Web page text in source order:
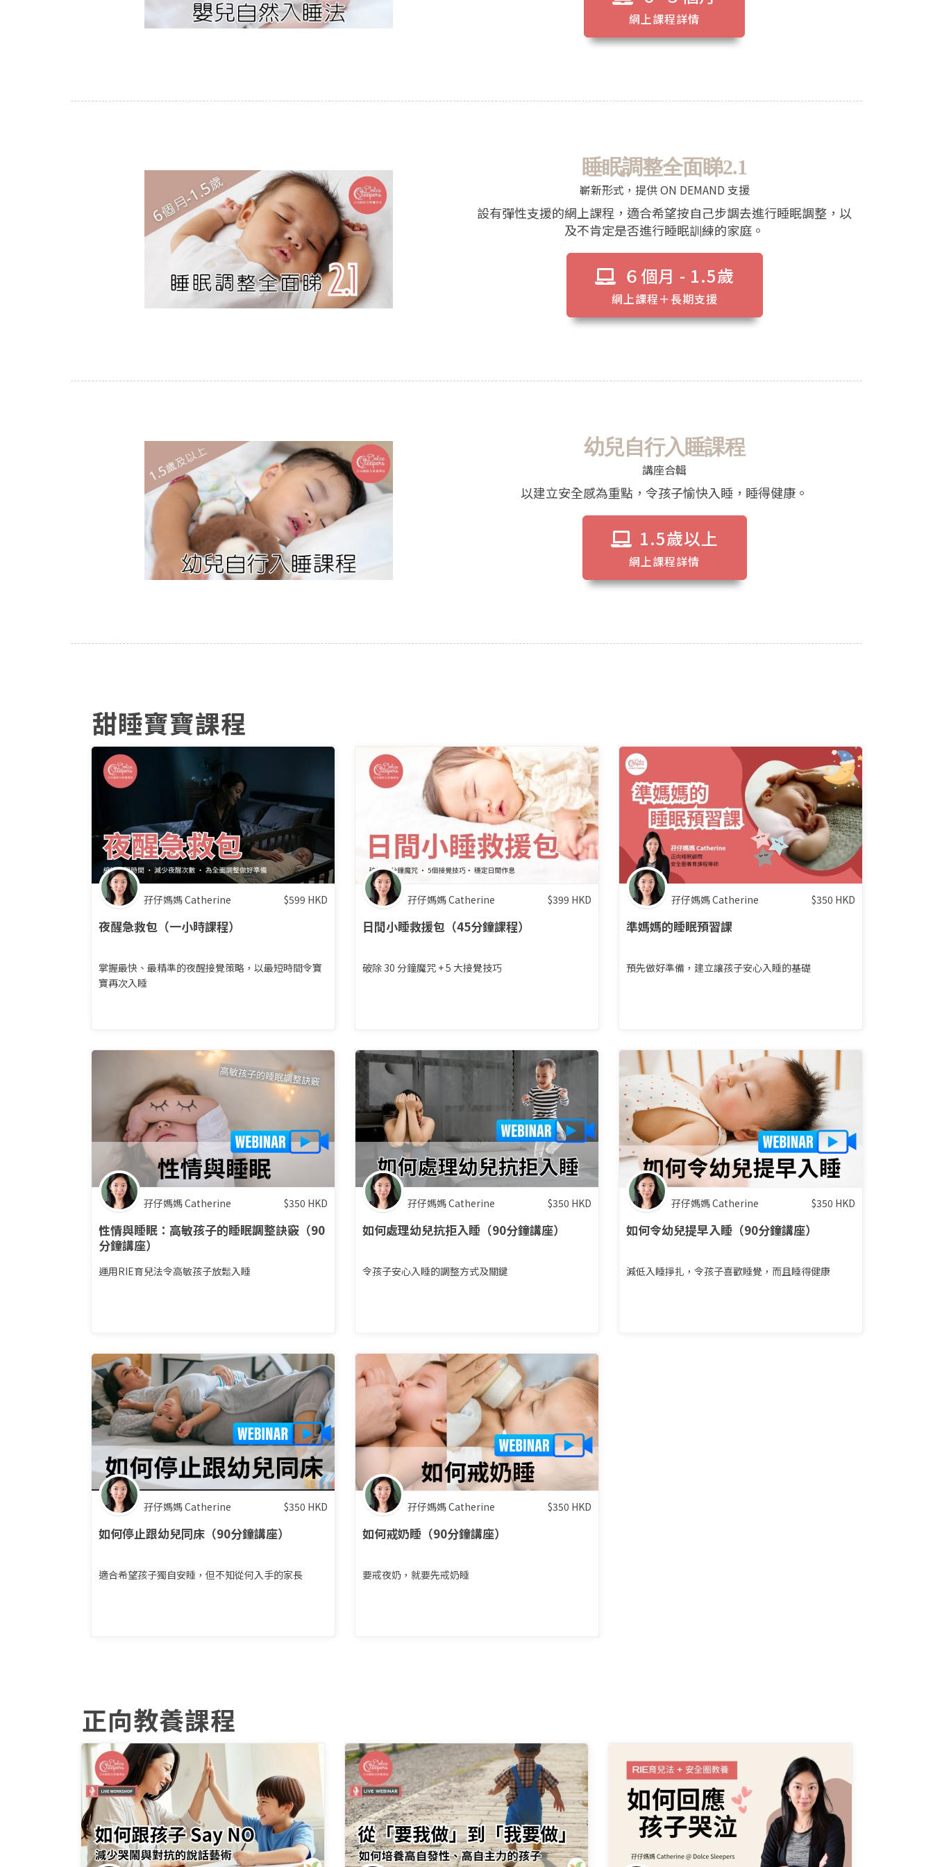
網上課程詳情
睡眠調整全面睇2.1
嶄新形式，提供 ON DEMAND 支援
設有彈性支援的網上課程，適合希望按自己步調去進行睡眠調整，以
及不肯定是否進行睡眠訓練的家庭。
６個月 - 1.5歲
網上課程＋長期支援
幼兒自行入睡課程
講座合輯
以建立安全感為重點，令孩子愉快入睡，睡得健康。
1.5歲以上
網上課程詳情
甜睡寶寶課程
孖仔媽媽 Catherine $599 HKD
夜醒急救包（一小時課程）
掌握最快、最精準的夜醒接覺策略，以最短時間令寶
寶再次入睡
孖仔媽媽 Catherine $399 HKD
日間小睡救援包（45分鐘課程）
破除 30 分鐘魔咒 + 5 大接覺技巧
孖仔媽媽 Catherine $350 HKD
準媽媽的睡眠預習課
預先做好準備，建立讓孩子安心入睡的基礎
孖仔媽媽 Catherine $350 HKD
性情與睡眠：高敏孩子的睡眠調整訣竅（90
分鐘講座）
運用RIE育兒法令高敏孩子放鬆入睡
孖仔媽媽 Catherine $350 HKD
如何處理幼兒抗拒入睡（90分鐘講座）
令孩子安心入睡的調整方式及關鍵
孖仔媽媽 Catherine $350 HKD
如何令幼兒提早入睡（90分鐘講座）
減低入睡掙扎，令孩子喜歡睡覺，而且睡得健康
孖仔媽媽 Catherine $350 HKD
如何停止跟幼兒同床（90分鐘講座）
適合希望孩子獨自安睡，但不知從何入手的家長
孖仔媽媽 Catherine $350 HKD
如何戒奶睡（90分鐘講座）
要戒夜奶，就要先戒奶睡
正向教養課程